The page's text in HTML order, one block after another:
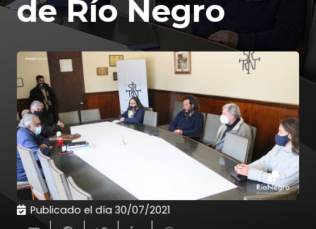
de Río Negro
Publicado el día 30/07/2021